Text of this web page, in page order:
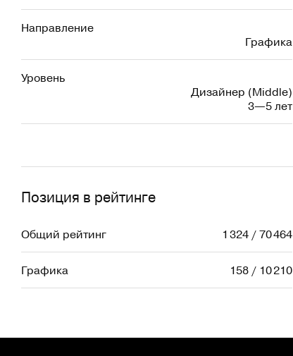
Направление
Графика
Уровень
Дизайнер (Middle)
3—5 лет
Позиция в рейтинге
Общий рейтинг 1 324 / 70 464
Графика 158 / 10 210